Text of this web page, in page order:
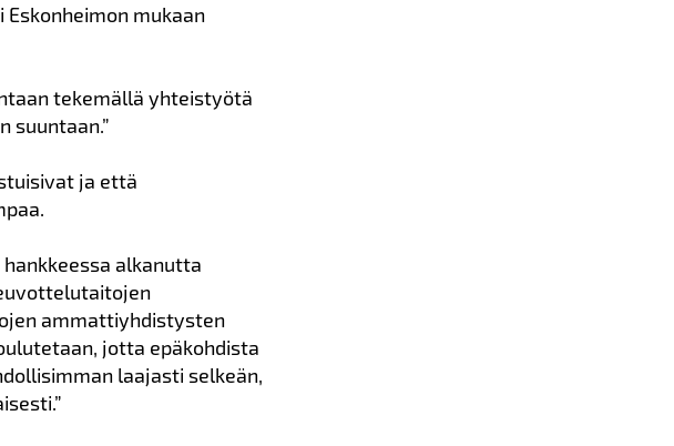
mukaan
tekemällä yhteistyötä
suuntaan.”
ja että
alkanutta
ammattiyhdistysten
jotta epäkohdista
laajasti selkeän,